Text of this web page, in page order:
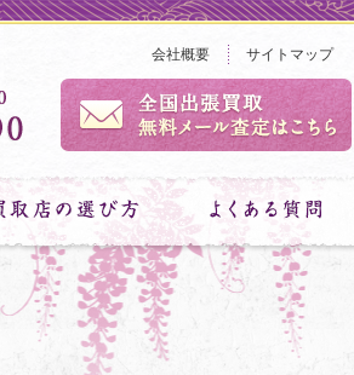
会社概要 サイトマップ